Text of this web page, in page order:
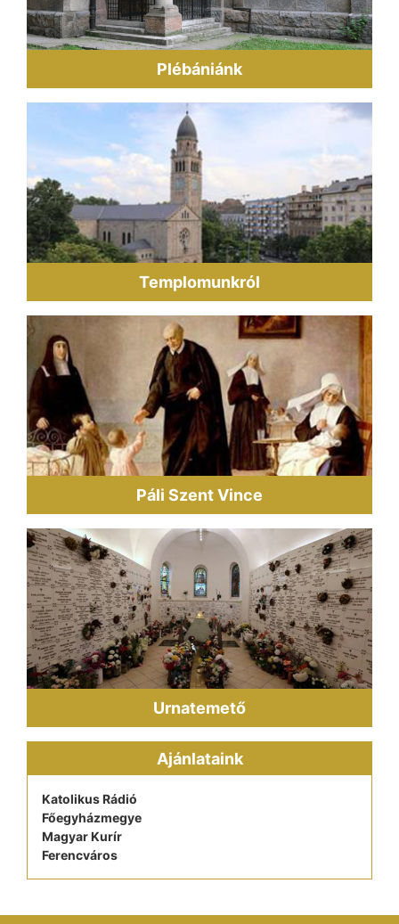
Plébániánk
Templomunkról
Páli Szent Vince
Urnatemető
Ajánlataink
Katolikus Rádió
Főegyházmegye
Magyar Kurír
Ferencváros